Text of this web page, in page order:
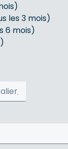
les 3 mois)
6 mois)